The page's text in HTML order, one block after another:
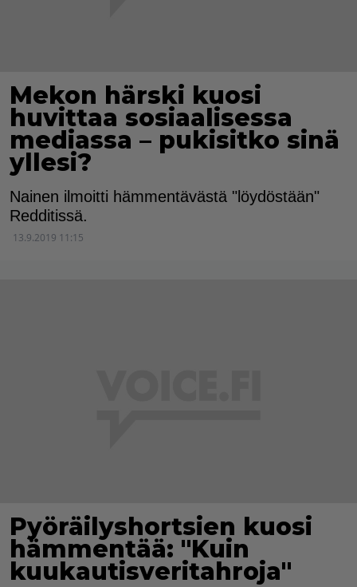
Mekon härski kuosi
huvittaa sosiaalisessa
mediassa – pukisitko sinä
yllesi?
Nainen ilmoitti hämmentävästä "löydöstään"
Redditissä.
13.9.2019 11:15
Pyöräilyshortsien kuosi
hämmentää: "Kuin
kuukautisveritahroja"